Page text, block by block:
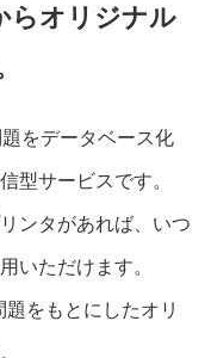
らオリジナル
をデータベース化
型サービスです。
ンタがあれば、いつ
いただけます。
をもとにしたオリ